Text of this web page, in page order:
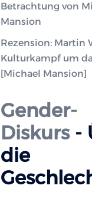
Betrachtung von
Mansion
Rezension: Martin
Kulturkampf um
[Michael Mansion]
Gender-
Diskurs-
die